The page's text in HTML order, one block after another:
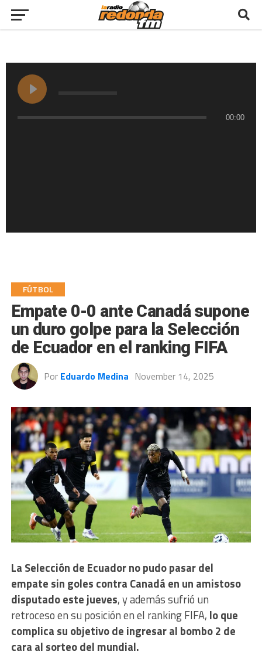
00:00
FÚTBOL
Empate 0-0 ante Canadá supone
un duro golpe para la Selección
de Ecuador en el ranking FIFA
Por Eduardo Medina November 14, 2025
La Selección de Ecuador no pudo pasar del
empate sin goles contra Canadá en un amistoso
disputado este jueves, y además sufrió un
retroceso en su posición en el ranking FIFA, lo que
complica su objetivo de ingresar al bombo 2 de
cara al sorteo del mundial.